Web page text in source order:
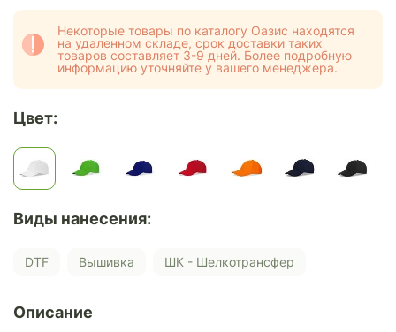
Некоторые товары по каталогу Оазис находятся
на удаленном складе, срок доставки таких
товаров составляет 3-9 дней. Более подробную
информацию уточняйте у вашего менеджера.
Цвет:
Виды нанесения:
DTF Вышивка ШК - Шелкотрансфер
Описание